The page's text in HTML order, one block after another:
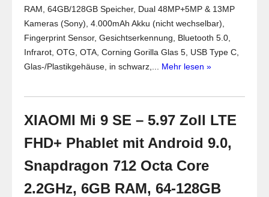
RAM, 64GB/128GB Speicher, Dual 48MP+5MP & 13MP
Kameras (Sony), 4.000mAh Akku (nicht wechselbar),
Fingerprint Sensor, Gesichtserkennung, Bluetooth 5.0,
Infrarot, OTG, OTA, Corning Gorilla Glas 5, USB Type C,
Glas-/Plastikgehäuse, in schwarz,... Mehr lesen »
XIAOMI Mi 9 SE – 5.97 Zoll LTE
FHD+ Phablet mit Android 9.0,
Snapdragon 712 Octa Core
2.2GHz, 6GB RAM, 64-128GB